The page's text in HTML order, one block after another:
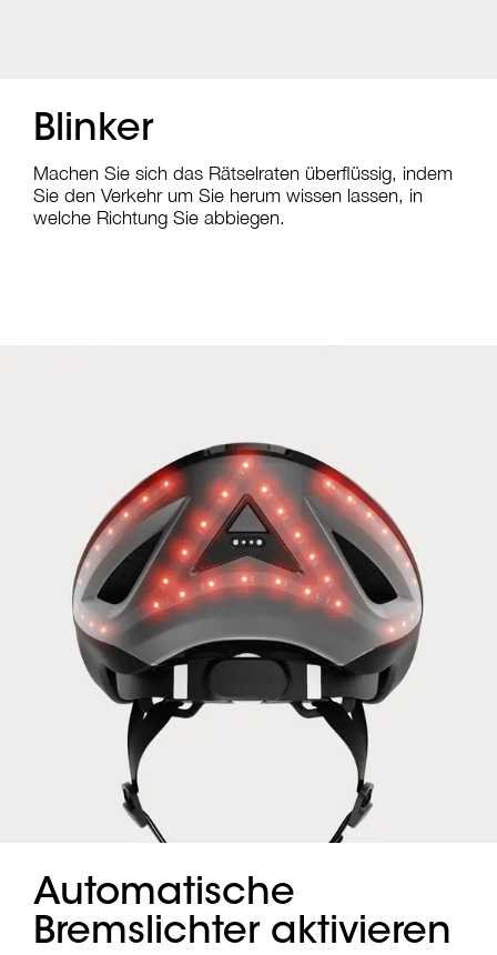
Blinker
Machen Sie sich das Rätselraten überflüssig, indem
Sie den Verkehr um Sie herum wissen lassen, in
welche Richtung Sie abbiegen.
Automatische
Bremslichter aktivieren